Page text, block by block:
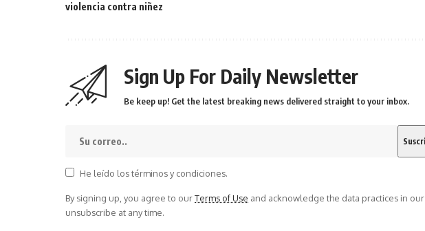
violencia contra niñez
Sign Up For Daily Newsletter
Be keep up! Get the latest breaking news delivered straight to your inbox.
He leído los términos y condiciones.
By signing up, you agree to ourTerms of Use and acknowledge the data practices in our
unsubscribe at any time.